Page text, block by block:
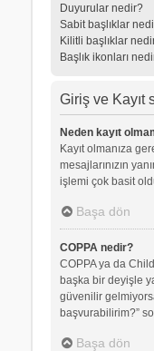
Duyurular nedir?
Sabit başlıklar
Kilitli başlıklar
Başlık ikonları
Giriş ve Kayıt
Neden kayıt
Kayıt olmanıza
mesajlarınızın
işlemi çok basit
Başa dön
COPPA nedir?
COPPA ya da
başka bir deyişle
güvenilir
başvurabilirim?”
Başa dön